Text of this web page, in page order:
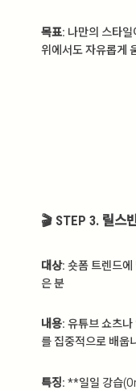
목표: 나만의 스타
위에서도 자유롭게
🎬 STEP 3. 릴스
대상: 숏폼 트렌드에
은 분
내용: 유튜브 쇼츠나
를 집중적으로 배웁
특징: **일일 강습